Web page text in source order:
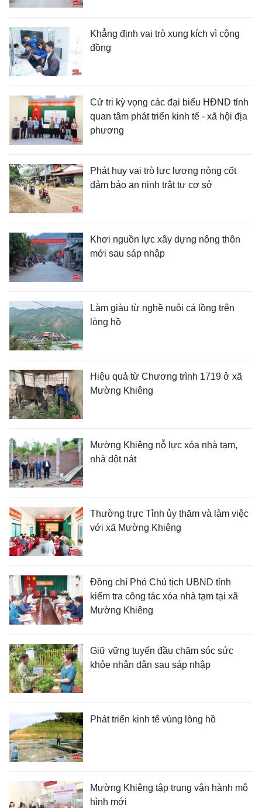
Khẳng định vai trò xung kích vì cộng
đồng
Cử tri kỳ vọng các đại biểu HĐND tỉnh
quan tâm phát triển kinh tế - xã hội địa
phương
Phát huy vai trò lực lượng nòng cốt
đảm bảo an ninh trật tự cơ sở
Khơi nguồn lực xây dựng nông thôn
mới sau sáp nhập
Làm giàu từ nghề nuôi cá lồng trên
lòng hồ
Hiệu quả từ Chương trình 1719 ở xã
Mường Khiêng
Mường Khiêng nỗ lực xóa nhà tạm,
nhà dột nát
Thường trực Tỉnh ủy thăm và làm việc
với xã Mường Khiêng
Đồng chí Phó Chủ tịch UBND tỉnh
kiểm tra công tác xóa nhà tạm tại xã
Mường Khiêng
Giữ vững tuyến đầu chăm sóc sức
khỏe nhân dân sau sáp nhập
Phát triển kinh tế vùng lòng hồ
Mường Khiêng tập trung vận hành mô
hình mới